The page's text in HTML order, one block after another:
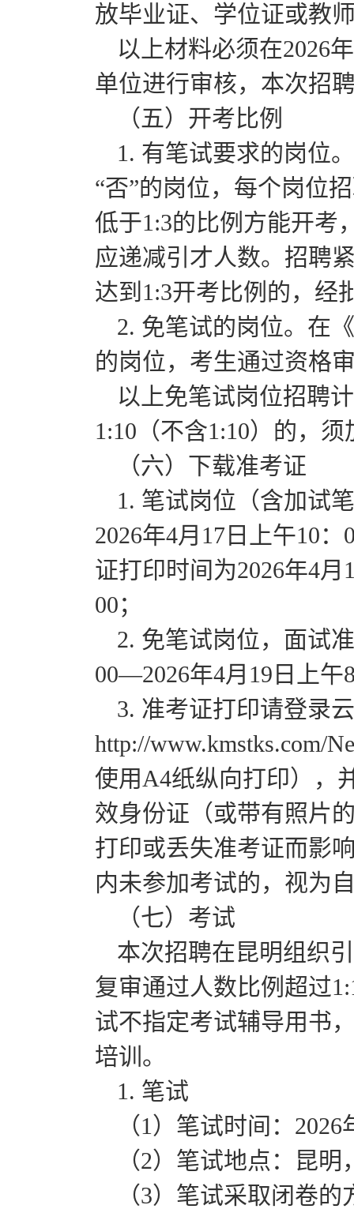
放毕业证、学位证或教
以上材料必须在2026
单位进行审核，本次招
（五）开考比例
1. 有笔试要求的岗位
“否”的岗位，每个岗位
低于1:3的比例方能开考
应递减引才人数。招聘
达到1:3开考比例的，经
2. 免笔试的岗位。在
的岗位，考生通过资格
以上免笔试岗位招聘
1:10（不含1:10）的，
（六）下载准考证
1. 笔试岗位（含加试
2026年4月17日上午10
证打印时间为2026年4
00；
2. 免笔试岗位，面试
00—2026年4月19日上午
3. 准考证打印请登录
http://www.kmstks.com/
使用A4纸纵向打印），
效身份证（或带有照片
打印或丢失准考证而影
内未参加考试的，视为
（七）考试
本次招聘在昆明组织
复审通过人数比例超过
试不指定考试辅导用书
培训。
1. 笔试
（1）笔试时间：
（2）笔试地点：昆
（3）笔试采取闭卷